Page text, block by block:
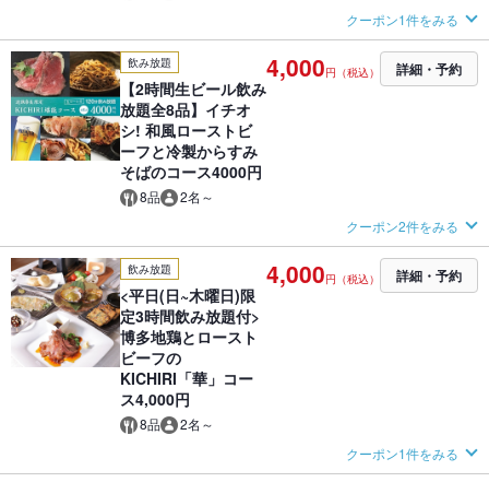
クーポン1件をみる
飲み放題
【2時間生ビール飲み
放題全8品】イチオ
シ! 和風ローストビ
ーフと冷製からすみ
そばのコース4000円
8品 2名～
4,000円（税込） 詳細・予約
クーポン2件をみる
飲み放題
<平日(日~木曜日)限
定3時間飲み放題付>
博多地鶏とロースト
ビーフの
KICHIRI「華」コー
ス4,000円
8品 2名～
4,000円（税込） 詳細・予約
クーポン1件をみる